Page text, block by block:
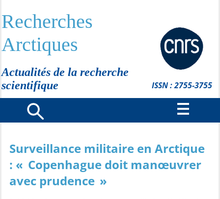
Recherches
Arctiques
Actualités de la recherche
scientifique
ISSN : 2755-3755
Surveillance militaire en Arctique
: « Copenhague doit manœuvrer
avec prudence »